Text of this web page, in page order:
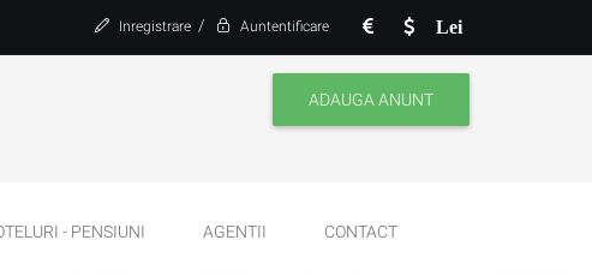
Lei
Inregistrare / Auntentificare
ADAUGA ANUNT
- PENSIUNI AGENTII CONTACT